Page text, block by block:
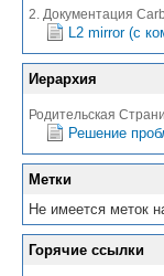
2. Документация
L2 mirror (с
Иерархия
Родительская
Решение
Метки
Не имеется меток
Горячие ссылки